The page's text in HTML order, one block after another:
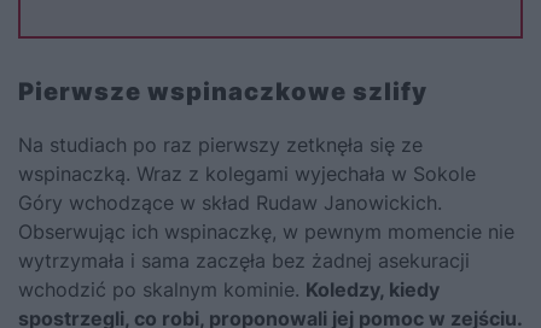
Pierwsze wspinaczkowe szlify
Na studiach po raz pierwszy zetknęła się ze
wspinaczką. Wraz z kolegami wyjechała w Sokole
Góry wchodzące w skład Rudaw Janowickich.
Obserwując ich wspinaczkę, w pewnym momencie nie
wytrzymała i sama zaczęła bez żadnej asekuracji
wchodzić po skalnym kominie. Koledzy, kiedy
spostrzegli, co robi, proponowali jej pomoc w zejściu.